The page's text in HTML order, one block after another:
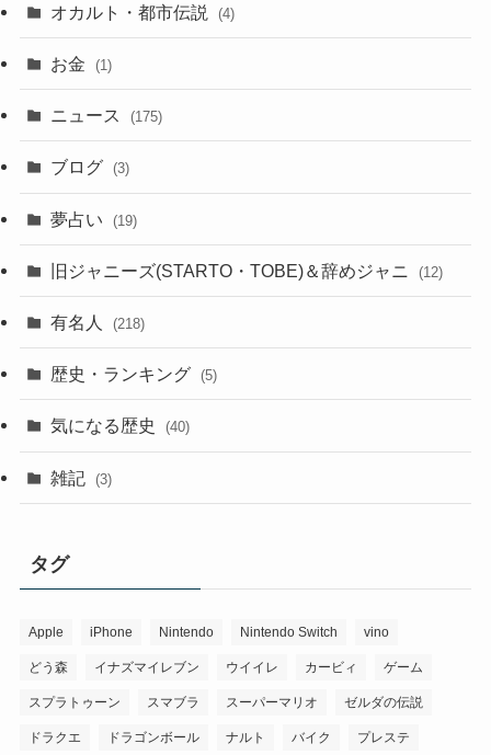
オカルト・都市伝説 (4)
お金 (1)
ニュース (175)
ブログ (3)
夢占い (19)
旧ジャニーズ(STARTO・TOBE)＆辞めジャニ (12)
有名人 (218)
歴史・ランキング (5)
気になる歴史 (40)
雑記 (3)
タグ
Apple iPhone Nintendo Nintendo Switch vino
どう森 イナズマイレブン ウイイレ カービィ ゲーム
スプラトゥーン スマブラ スーパーマリオ ゼルダの伝説
ドラクエ ドラゴンボール ナルト バイク プレステ